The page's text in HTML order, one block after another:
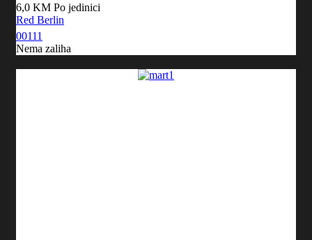
6,0 KM Po jedinici
Red Berlin
00111
Nema zaliha